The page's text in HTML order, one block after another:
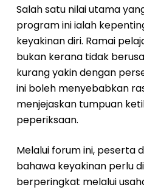
Salah satu nilai utama
program ini ialah
keyakinan diri. Ramai
bukan kerana tidak
kurang yakin dengan
ini boleh menyebabkan
menjejaskan tumpuan
peperiksaan.
Melalui forum ini, peserta
bahawa keyakinan perlu
berperingkat melalui